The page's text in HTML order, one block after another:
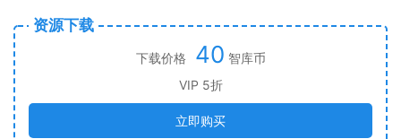
资源下载
下载价格 40 智库币
VIP 5折
立即购买